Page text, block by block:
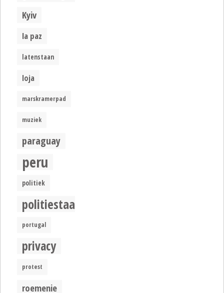
Kyiv
la paz
latenstaan
loja
marskramerpad
muziek
paraguay
peru
politiek
politiestaat
portugal
privacy
protest
roemenie